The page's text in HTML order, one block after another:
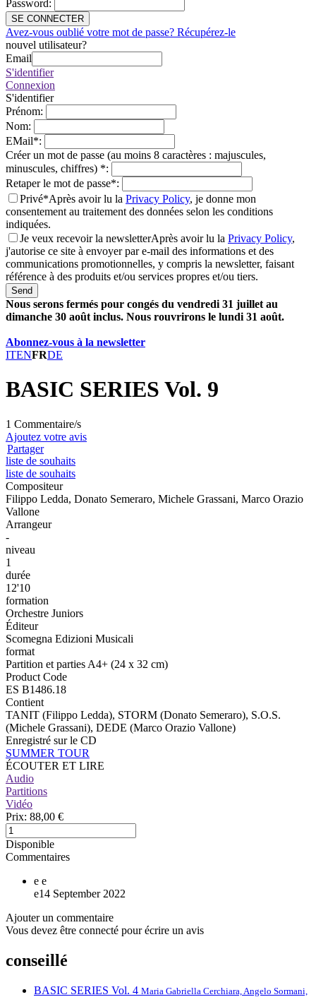
Password:
SE CONNECTER
Avez-vous oublié votre mot de passe? Récupérez-le
nouvel utilisateur?
Email
S'identifier
Connexion
S'identifier
Prénom:
Nom:
EMail*:
Créer un mot de passe (au moins 8 caractères : majuscules,
minuscules, chiffres) *:
Retaper le mot de passe*:
Privé*Après avoir lu la Privacy Policy, je donne mon
consentement au traitement des données selon les conditions
indiquées.
Je veux recevoir la newsletterAprès avoir lu la Privacy Policy,
j'autorise ce site à envoyer par e-mail des informations et des
communications promotionnelles, y compris la newsletter, faisant
référence à des produits et/ou services propres et/ou tiers.
Send
Nous serons fermés pour congés du vendredi 31 juillet au
dimanche 30 août inclus. Nous rouvrirons le lundi 31 août.
Abonnez-vous à la newsletter
ITENFRDE
BASIC SERIES Vol. 9
1 Commentaire/s
Ajoutez votre avis
Partager
liste de souhaits
liste de souhaits
Compositeur
Filippo Ledda, Donato Semeraro, Michele Grassani, Marco Orazio
Vallone
Arrangeur
-
niveau
1
durée
12'10
formation
Orchestre Juniors
Éditeur
Scomegna Edizioni Musicali
format
Partition et parties A4+ (24 x 32 cm)
Product Code
ES B1486.18
Contient
TANIT (Filippo Ledda), STORM (Donato Semeraro), S.O.S.
(Michele Grassani), DEDE (Marco Orazio Vallone)
Enregistré sur le CD
SUMMER TOUR
ÉCOUTER ET LIRE
Audio
Partitions
Vidéo
Prix: 88,00 €
Disponible
Commentaires
e e
e14 September 2022
Ajouter un commentaire
Vous devez être connecté pour écrire un avis
conseillé
BASIC SERIES Vol. 4 Maria Gabriella Cerchiara, Angelo Sormani,